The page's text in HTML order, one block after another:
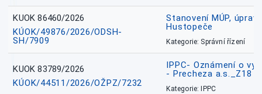
KUOK 86460/2026
KÚOK/49876/2026/ODSH-
SH/7909
Stanovení MÚP,
Hustopeče
Kategorie: Správní řízení
KUOK 83789/2026
KÚOK/44511/2026/OŽPZ/7232
IPPC- Oznámení o
- Precheza a.s._Z18
Kategorie: IPPC